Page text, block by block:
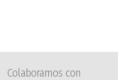
Colaboramos con